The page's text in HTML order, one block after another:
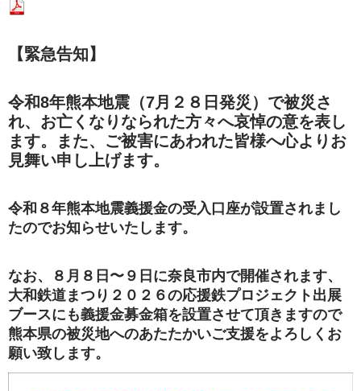
【緊急告知】
令和8年熊本地震（7月２８日発災）で被災さ
れ、お亡くなりなられた方々へ哀悼の意を表し
ます。また、ご被害にあわれた皆様へ心よりお
見舞い申し上げます。
令和８年熊本地震義援金の受入口座が設置されまし
たのでお知らせいたします。
なお、８月８日〜９日に奈良市内で開催されます、
大和鉄道まつり２０２６の応援鉄プロジェクト出展
ブースにも義援金募金箱を設置させて頂きますので
熊本県の被災地へのあたたかいご支援をよろしくお
願い致します。